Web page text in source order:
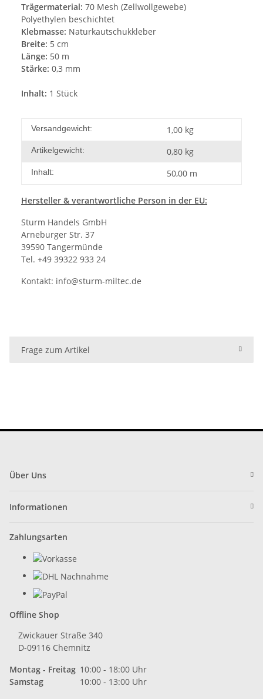
Trägermaterial: 70 Mesh (Zellwollgewebe)
Polyethylen beschichtet
Klebmasse: Naturkautschukkleber
Breite: 5 cm
Länge: 50 m
Stärke: 0,3 mm
Inhalt: 1 Stück
Versandgewicht: 1,00 kg
Artikelgewicht: 0,80 kg
Inhalt: 50,00 m
Hersteller & verantwortliche Person in der EU:
Sturm Handels GmbH
Arneburger Str. 37
39590 Tangermünde
Tel. +49 39322 933 24
Kontakt: info@sturm-miltec.de
Frage zum Artikel
Über Uns
Informationen
Zahlungsarten
Offline Shop
Zwickauer Straße 340
D-09116 Chemnitz
Montag - Freitag 10:00 - 18:00 Uhr
Samstag
10:00 - 13:00 Uhr